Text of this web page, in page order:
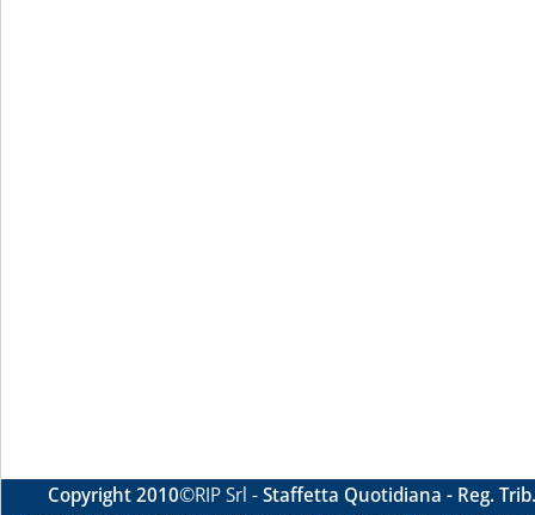
Copyright 2010©RIP Srl -Staffetta Quotidiana - Reg.